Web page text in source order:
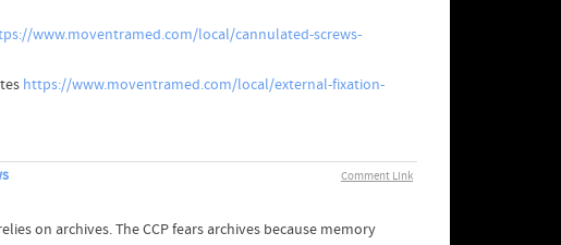
www.moventramed.com/local/cannulated-screws-
https://www.moventramed.com/local/external-fixation-
Comment Link
on archives. The CCP fears archives because memory